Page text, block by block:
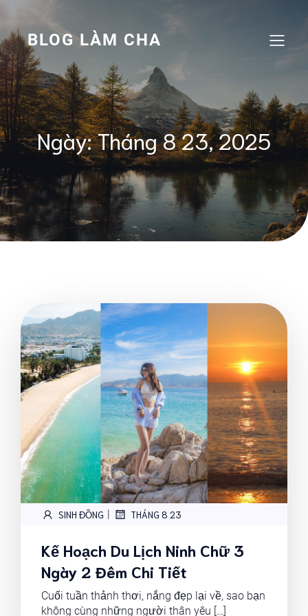
content
BLOG LÀM CHA
Ngày:Tháng 8 23, 2025
SINH ĐỒNG | THÁNG 8 23
Kế Hoạch Du Lịch Ninh Chữ 3
Ngày 2 Đêm Chi Tiết
Cuối tuần thảnh thơi, nắng đẹp lại về, sao bạn
không cùng những người thân yêu […]